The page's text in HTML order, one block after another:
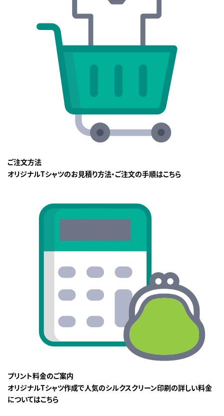
ご注文方法
オリジナルTシャツのお見積り方法・ご注文の手順はこちら
プリント料金のご案内
オリジナルTシャツ作成で人気のシルクスクリーン印刷の詳しい料金
についてはこちら